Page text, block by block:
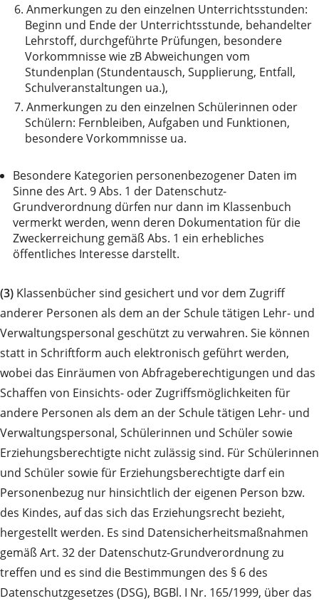
6. Anmerkungen zu den einzelnen Unterrichtsstunden:
Beginn und Ende der Unterrichtsstunde, behandelter
Lehrstoff, durchgeführte Prüfungen, besondere
Vorkommnisse wie zB Abweichungen vom
Stundenplan (Stundentausch, Supplierung, Entfall,
Schulveranstaltungen ua.),
7. Anmerkungen zu den einzelnen Schülerinnen oder
Schülern: Fernbleiben, Aufgaben und Funktionen,
besondere Vorkommnisse ua.
Besondere Kategorien personenbezogener Daten im
Sinne des Art. 9 Abs. 1 der Datenschutz-
Grundverordnung dürfen nur dann im Klassenbuch
vermerkt werden, wenn deren Dokumentation für die
Zweckerreichung gemäß Abs. 1 ein erhebliches
öffentliches Interesse darstellt.
(3) Klassenbücher sind gesichert und vor dem Zugriff
anderer Personen als dem an der Schule tätigen Lehr- und
Verwaltungspersonal geschützt zu verwahren. Sie können
statt in Schriftform auch elektronisch geführt werden,
wobei das Einräumen von Abfrageberechtigungen und das
Schaffen von Einsichts- oder Zugriffsmöglichkeiten für
andere Personen als dem an der Schule tätigen Lehr- und
Verwaltungspersonal, Schülerinnen und Schüler sowie
Erziehungsberechtigte nicht zulässig sind. Für Schülerinnen
und Schüler sowie für Erziehungsberechtigte darf ein
Personenbezug nur hinsichtlich der eigenen Person bzw.
des Kindes, auf das sich das Erziehungsrecht bezieht,
hergestellt werden. Es sind Datensicherheitsmaßnahmen
gemäß Art. 32 der Datenschutz-Grundverordnung zu
treffen und es sind die Bestimmungen des § 6 des
Datenschutzgesetzes (DSG), BGBl. I Nr. 165/1999, über das